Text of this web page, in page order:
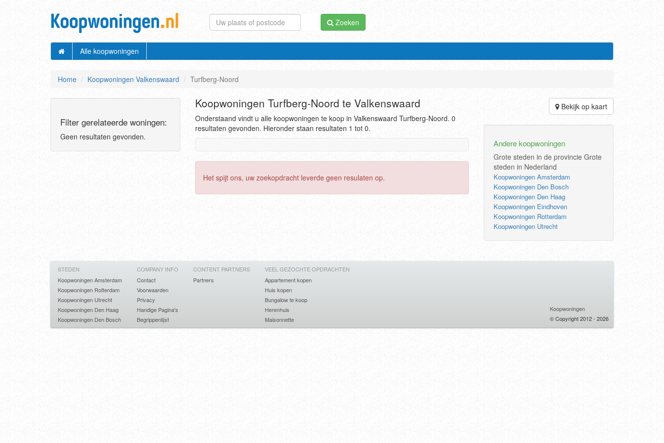
Zoeken
Alle koopwoningen
Home Koopwoningen Valkenswaard Turfberg-Noord
Koopwoningen Turfberg-Noord te Valkenswaard
Onderstaand vindt u alle koopwoningen te koop in Valkenswaard Turfberg-Noord. 0
resultaten gevonden. Hieronder staan resultaten 1 tot 0.
Het spijt ons, uw zoekopdracht leverde geen resulaten op.
Bekijk op kaart
Andere koopwoningen
Grote steden in de provincie Grote
steden in Nederland
Koopwoningen Amsterdam
Koopwoningen Den Bosch
Koopwoningen Den Haag
Koopwoningen Eindhoven
Koopwoningen Rotterdam
Koopwoningen Utrecht
Filter gerelateerde woningen:
Geen resultaten gevonden.
STEDEN
Koopwoningen Amsterdam
Koopwoningen Rotterdam
Koopwoningen Utrecht
Koopwoningen Den Haag
Koopwoningen Den Bosch
COMPANY INFO
Contact
Voorwaarden
Privacy
Handige Pagina's
Begrippenlijst
CONTENT PARTNERS
Partners
VEEL GEZOCHTE OPDRACHTEN
Appartement kopen
Huis kopen
Bungalow te koop
Herenhuis
Maisonnette
Koopwoningen
© Copyright 2012 - 2026